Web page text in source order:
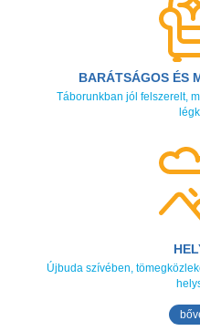
BARÁTSÁGOS ÉS
Táborunkban jól felszerelt,
Újbuda szívében,